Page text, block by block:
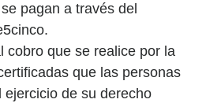
pagan a través del
cobro que se realice por la
que las personas
de su derecho